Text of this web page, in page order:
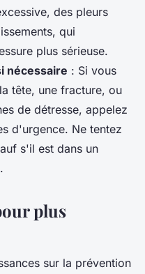
des pleurs
qui
plus sérieuse.
nécessaire : Si vous
tête, une fracture, ou
de détresse, appelez
d'urgence. Ne tentez
s'il est dans un
plus
sur la prévention